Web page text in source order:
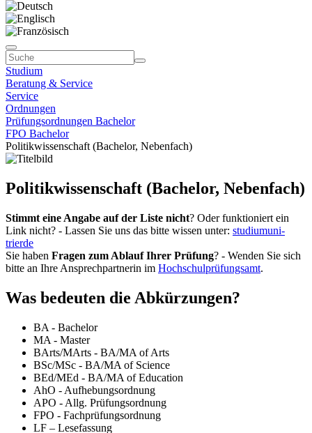
Studium
Beratung & Service
Service
Ordnungen
Prüfungsordnungen Bachelor
FPO Bachelor
Politikwissenschaft (Bachelor, Nebenfach)
Politikwissenschaft (Bachelor, Nebenfach)
Stimmt eine Angabe auf der Liste nicht? Oder funktioniert ein
Link nicht? - Lassen Sie uns das bitte wissen unter: studiumuni-
trierde
Sie haben Fragen zum Ablauf Ihrer Prüfung? - Wenden Sie sich
bitte an Ihre Ansprechpartnerin im Hochschulprüfungsamt.
Was bedeuten die Abkürzungen?
BA - Bachelor
MA - Master
BArts/MArts - BA/MA of Arts
BSc/MSc - BA/MA of Science
BEd/MEd - BA/MA of Education
AhO - Aufhebungsordnung
APO - Allg. Prüfungsordnung
FPO - Fachprüfungsordnung
LF – Lesefassung